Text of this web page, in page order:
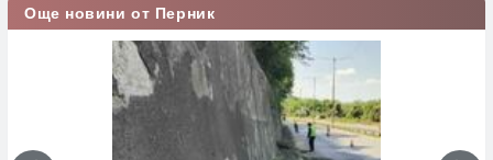
Още новини от Перник